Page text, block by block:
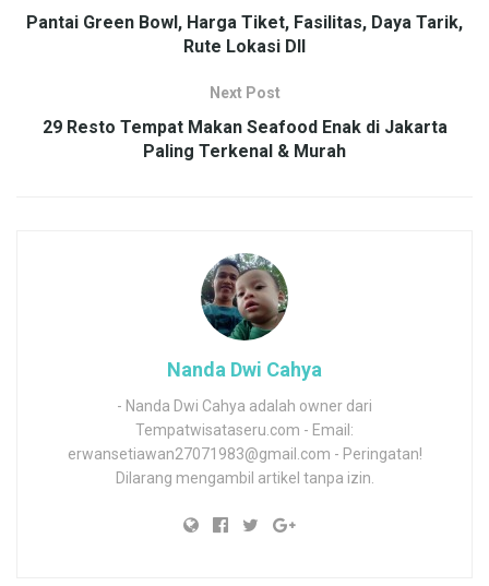
Pantai Green Bowl, Harga Tiket, Fasilitas, Daya Tarik,
Rute Lokasi Dll
Next Post
29 Resto Tempat Makan Seafood Enak di Jakarta
Paling Terkenal & Murah
Nanda Dwi Cahya
- Nanda Dwi Cahya adalah owner dari
Tempatwisataseru.com - Email:
erwansetiawan27071983@gmail.com - Peringatan!
Dilarang mengambil artikel tanpa izin.